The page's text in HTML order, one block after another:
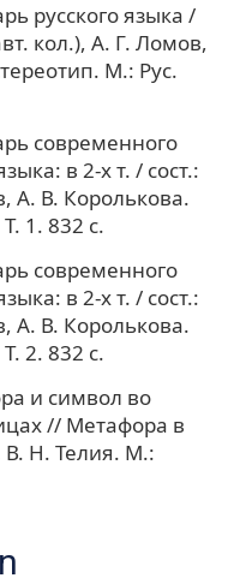
русского языка /
кол.), А. Г. Ломов,
М.: Рус.
современного
в 2-х т. / сост.:
А. В. Королькова.
1. 832 с.
современного
в 2-х т. / сост.:
А. В. Королькова.
2. 832 с.
и символ во
// Метафора в
В. Н. Телия. М.: